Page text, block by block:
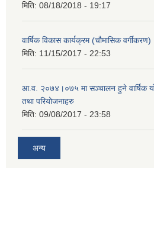
मिति: 08/18/2018 - 19:17
वार्षिक विकास कार्यक्रम (चौमासिक वर्गीकरण)
मिति: 11/15/2017 - 22:53
आ.व. २०७४।०७५ मा सञ्चालन हुने वार्षिक
तथा परियोजनाहरु
मिति: 09/08/2017 - 23:58
अन्य